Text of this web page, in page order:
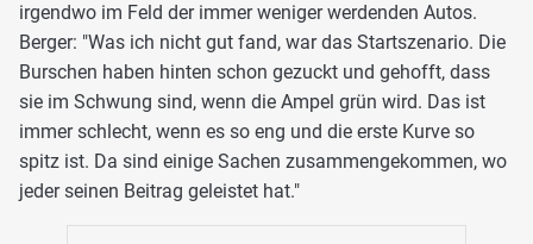
irgendwo im Feld der immer weniger werdenden Autos.
Berger: "Was ich nicht gut fand, war das Startszenario. Die
Burschen haben hinten schon gezuckt und gehofft, dass
sie im Schwung sind, wenn die Ampel grün wird. Das ist
immer schlecht, wenn es so eng und die erste Kurve so
spitz ist. Da sind einige Sachen zusammengekommen, wo
jeder seinen Beitrag geleistet hat."